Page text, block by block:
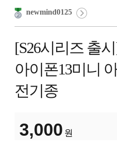
newmind0125
[S26시리즈 출
아이폰13미니
전기종
3,000 원